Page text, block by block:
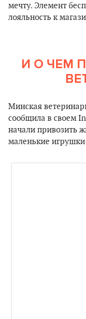
мечту. Элемент
лояльность к
И О ЧЕМ
Минская
сообщила в своем
начали привозить
маленькие